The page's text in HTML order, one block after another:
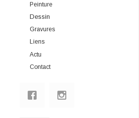
Peinture
Dessin
Gravures
Liens
Actu
Contact